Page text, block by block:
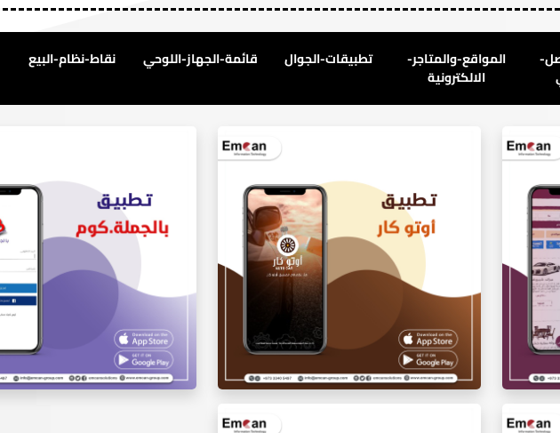
المواقع-والمتاجر-
الالكترونية
تطبيقات-الجوال قائمة-الجهاز-اللوحي نقاط-نظام-البيع